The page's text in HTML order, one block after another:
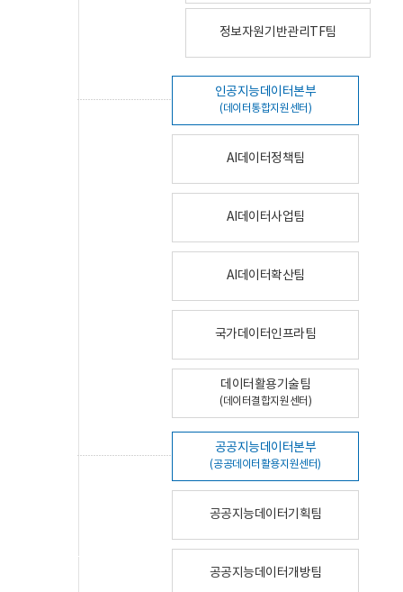
정보자원기반관리TF팀
인공지능데이터본부
(데이터통합지원센터)
AI데이터정책팀
AI데이터사업팀
AI데이터확산팀
국가데이터인프라팀
데이터활용기술팀
(데이터결합지원센터)
공공지능데이터본부
(공공데이터활용지원센터)
공공지능데이터기획팀
공공지능데이터개방팀